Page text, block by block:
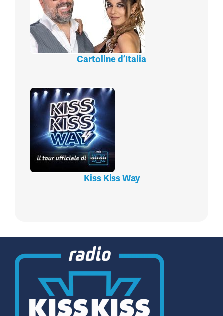
Cartoline d’Italia
Kiss Kiss Way